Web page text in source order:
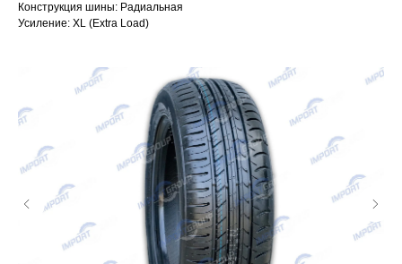
Конструкция шины: Радиальная
Усиление: XL (Extra Load)